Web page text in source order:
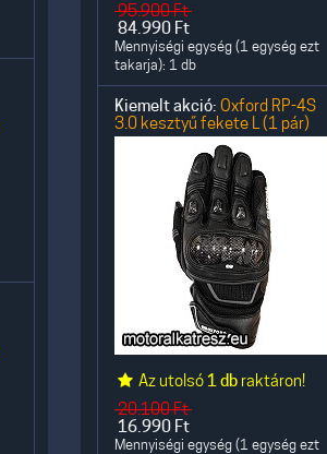
95.900Ft
84.990 Ft
Mennyiségi egység (1 egység ezt
takarja): 1 db
Kiemelt akció: Oxford RP-4S
3.0 kesztyű fekete L (1 pár)
Az utolsó 1 db raktáron!
20.100Ft
16.990 Ft
Mennyiségi egység (1 egység ezt